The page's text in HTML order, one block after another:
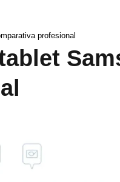
profesional